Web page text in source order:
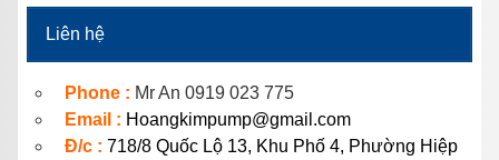
Liên hệ
Phone : Mr An 0919 023 775
Email : Hoangkimpump@gmail.com
Đ/c : 718/8 Quốc Lộ 13, Khu Phố 4, Phường Hiệp